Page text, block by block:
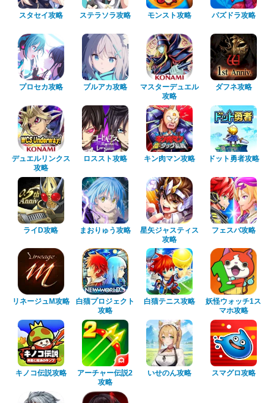
スタセイ攻略 ステラソラ攻略 モンスト攻略 パズドラ攻略
プロセカ攻略 ブルアカ攻略
マスターデュエル
攻略
ダフネ攻略
デュエルリンクス
攻略
ロススト攻略 キン肉マン攻略 ドット勇者攻略
ライD攻略 まおりゅう攻略
星矢ジャスティス
攻略
フェスバ攻略
リネージュM攻略
白猫プロジェクト
攻略
白猫テニス攻略
妖怪ウォッチ1ス
マホ攻略
キノコ伝説攻略
アーチャー伝説2
攻略
いせのん攻略 スマグロ攻略